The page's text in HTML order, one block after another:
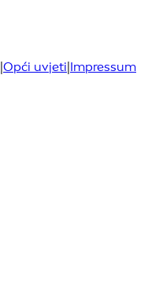
|Opći uvjeti|Impressum